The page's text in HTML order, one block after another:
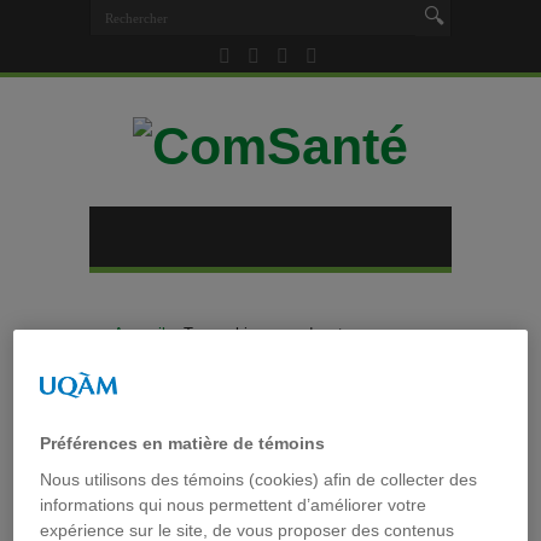
Accueil»Tag archives : podcast
Tag archives :
Un «podcast» radio et un site
Internet pour contribuer à la
Préférences en matière de témoins
Nous utilisons des témoins (cookies) afin de collecter des
informations qui nous permettent d’améliorer votre
expérience sur le site, de vous proposer des contenus